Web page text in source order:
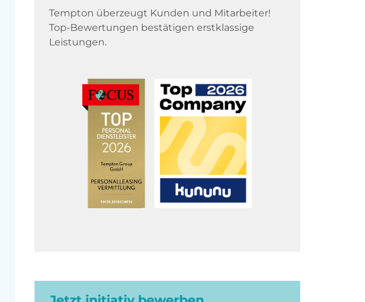
Tempton überzeugt Kunden und Mitarbeiter!
Top-Bewertungen bestätigen erstklassige
Leistungen.